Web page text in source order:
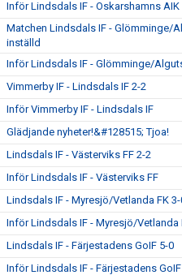
Inför Lindsdals IF - Oskarshamns AIK
Matchen Lindsdals IF - Glömminge/
inställd
Inför Lindsdals IF - Glömminge/
Vimmerby IF - Lindsdals IF 2-2
Inför Vimmerby IF - Lindsdals IF
Glädjande nyheter!&#128515; Tjoa!
Lindsdals IF - Västerviks FF 2-2
Inför Lindsdals IF - Västerviks FF
Lindsdals IF - Myresjö/Vetlanda FK
Inför Lindsdals IF - Myresjö/Vetlanda
Lindsdals IF - Färjestadens GoIF 5-0
Inför Lindsdals IF - Färjestadens